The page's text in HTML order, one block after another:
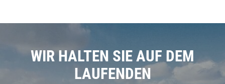
WIR HALTEN SIE AUF DEM
LAUFENDEN